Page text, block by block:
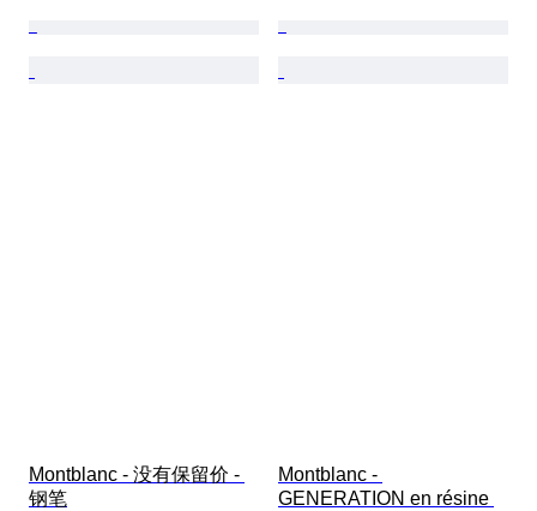
Montblanc - 没有保留价 -
钢笔
Montblanc -
GENERATION en résine